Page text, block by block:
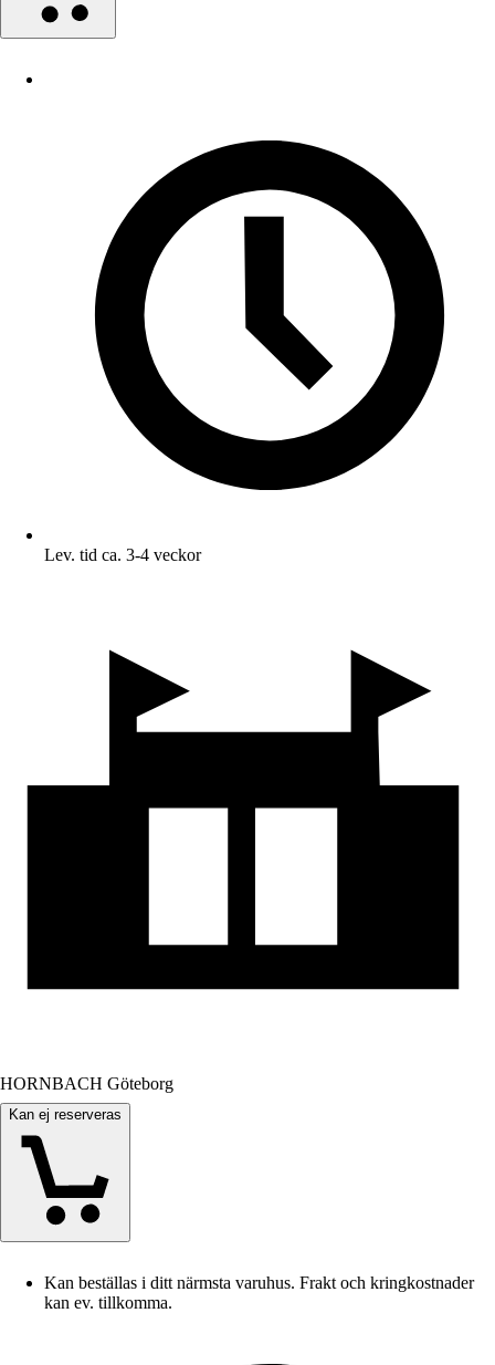
Lev. tid ca. 3-4 veckor
HORNBACH Göteborg
Kan ej reserveras
Kan beställas i ditt närmsta varuhus. Frakt och kringkostnader
kan ev. tillkomma.